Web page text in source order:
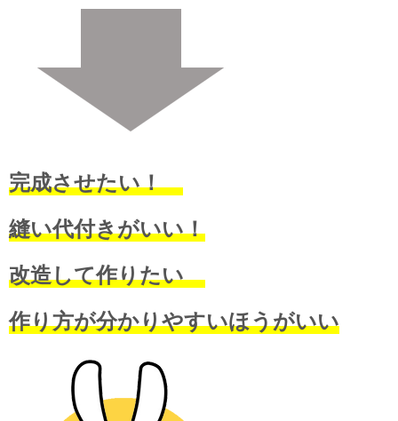
完成させたい！
縫い代付きがいい！
改造して作りたい
作り方が分かりやすいほうがいい